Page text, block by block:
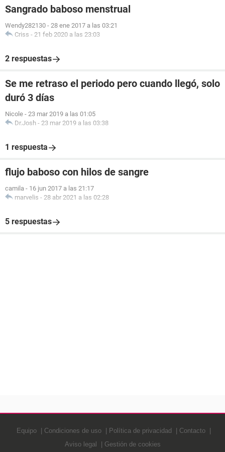
Sangrado baboso menstrual
Wendy282130 - 28 ene 2017 a las 03:21
Criss - 21 feb 2020 a las 23:03
2 respuestas
Se me retraso el periodo pero cuando llegó, solo
duró 3 días
Nicole - 23 mar 2019 a las 01:05
Dr.Josh - 23 mar 2019 a las 03:38
1 respuesta
flujo baboso con hilos de sangre
camila - 16 jun 2017 a las 21:17
marvelis - 28 abr 2021 a las 02:28
5 respuestas
Equipo Condiciones de uso Política de privacidad
Contacto
Aviso legal
Gestión de cookies